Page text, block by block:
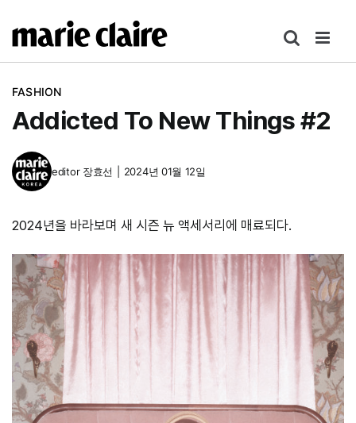
텐
FASHION
Addicted To New Things #2
editor 장효선 2024년 01월 12일
2024년을 바라보며 새 시즌 뉴 액세서리에 매료되다.